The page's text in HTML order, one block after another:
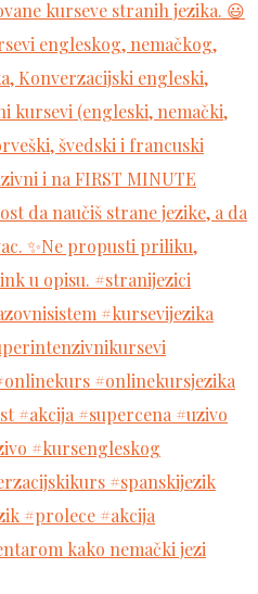
kako nemački jezi